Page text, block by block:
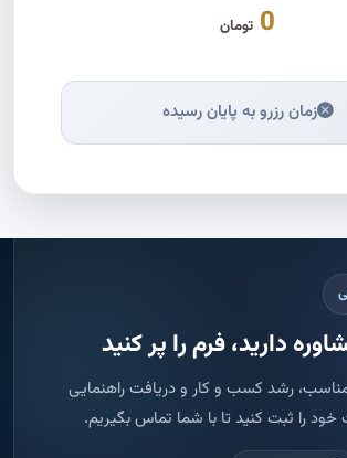
0 تومان
زمان رزرو به پایان رسیده
دارید، فرم را پر کنید
مناسب، رشد کسب و کار و دریافت راهنمایی
را ثبت کنید تا با شما تماس بگیریم.